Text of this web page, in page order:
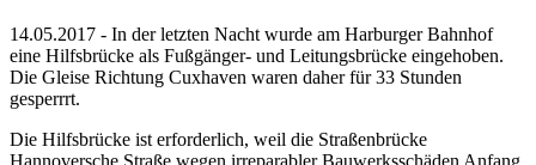
14.05.2017 - In der letzten Nacht wurde am Harburger Bahnhof
eine Hilfsbrücke als Fußgänger- und Leitungsbrücke eingehoben.
Die Gleise Richtung Cuxhaven waren daher für 33 Stunden
gesperrrt.
Die Hilfsbrücke ist erforderlich, weil die Straßenbrücke
Hannoversche Straße wegen irreparabler Bauwerksschäden Anfang